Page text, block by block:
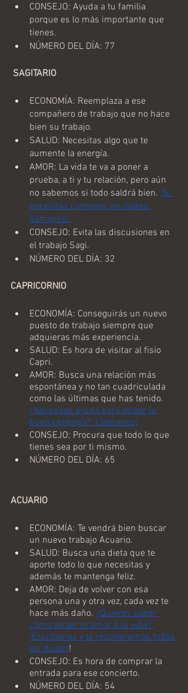
CONSEJO: Ayuda a tu familia
porque es lo más importante que
tienes.
NÚMERO DEL DÍA: 77
SAGITARIO
ECONOMÍA: Reemplaza a ese
compañero de trabajo que no hace
bien su trabajo.
SALUD: Necesitas algo que te
aumente la energía.
AMOR: La vida te va a poner a
prueba, a ti y tu relación, pero aún
no sabemos si todo saldrá bien. ¡Si
necesitas consejos, no dudes,
llámanos!
CONSEJO: Evita las discusiones en
el trabajo Sagi.
NÚMERO DEL DÍA: 32
CAPRICORNIO
ECONOMÍA: Conseguirás un nuevo
puesto de trabajo siempre que
adquieras más experiencia.
SALUD: Es hora de visitar al fisio
Capri.
AMOR: Busca una relación más
espontánea y no tan cuadriculada
como las últimas que has tenido.
¿Necesitas ayuda para atraer la
buena energía? ¡Llámanos!
CONSEJO: Procura que todo lo que
tienes sea por ti mismo.
NÚMERO DEL DÍA: 65
ACUARIO
ECONOMÍA: Te vendrá bien buscar
un nuevo trabajo Acuario.
SALUD: Busca una dieta que te
aporte todo lo que necesitas y
además te mantenga feliz.
AMOR: Deja de volver con esa
persona una y otra vez, cada vez te
hace más daño. ¿Quieres saber
cómo atraer el amor a tu vida?
¡Escríbenos y te resolveremos todas
las dudas!
CONSEJO: Es hora de comprar la
entrada para ese concierto.
NÚMERO DEL DÍA: 54